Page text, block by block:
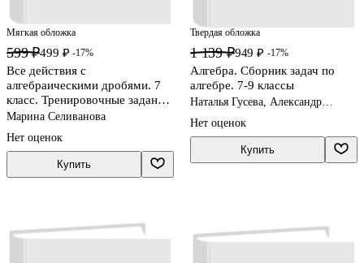
Мягкая обложка
599 ₽499 ₽ -17%
Все действия с
алгебраическими дробями. 7
класс. Тренировочные задания
и самостоятельные работы с
Марина Селиванова
Нет оценок
Купить
Твердая обложка
1 139 ₽949 ₽ -17%
Алгебра. Сборник задач по
алгебре. 7-9 классы
Наталья Гусева, Александр
Нет оценок
Купить